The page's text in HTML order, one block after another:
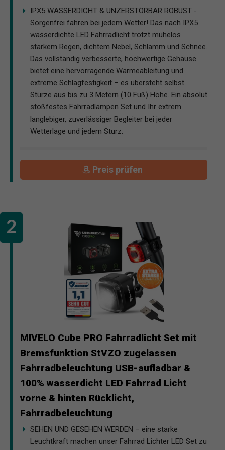
IPX5 WASSERDICHT & UNZERSTÖRBAR ROBUST -
Sorgenfrei fahren bei jedem Wetter! Das nach IPX5
wasserdichte LED Fahrradlicht trotzt mühelos
starkem Regen, dichtem Nebel, Schlamm und Schnee.
Das vollständig verbesserte, hochwertige Gehäuse
bietet eine hervorragende Wärmeableitung und
extreme Schlagfestigkeit – es übersteht selbst
Stürze aus bis zu 3 Metern (10 Fuß) Höhe. Ein absolut
stoßfestes Fahrradlampen Set und Ihr extrem
langlebiger, zuverlässiger Begleiter bei jeder
Wetterlage und jedem Sturz.
Preis prüfen
MIVELO Cube PRO Fahrradlicht Set mit
Bremsfunktion StVZO zugelassen
Fahrradbeleuchtung USB-aufladbar &
100% wasserdicht LED Fahrrad Licht
vorne & hinten Rücklicht,
Fahrradbeleuchtung
SEHEN UND GESEHEN WERDEN – eine starke
Leuchtkraft machen unser Fahrrad Lichter LED Set zu